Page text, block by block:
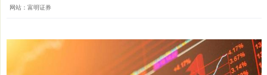
网站：富明证券